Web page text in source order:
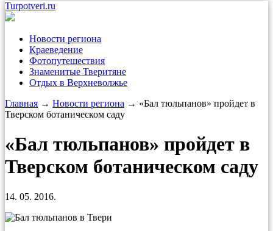
Turpotveri.ru
Новости региона
Краеведение
Фотопутешествия
Знаменитые Тверитяне
Отдых в Верхневолжье
Главная → Новости региона → «Бал тюльпанов» пройдет в
Тверском ботаническом саду
«Бал тюльпанов» пройдет в
Тверском ботаническом саду
14. 05. 2016.